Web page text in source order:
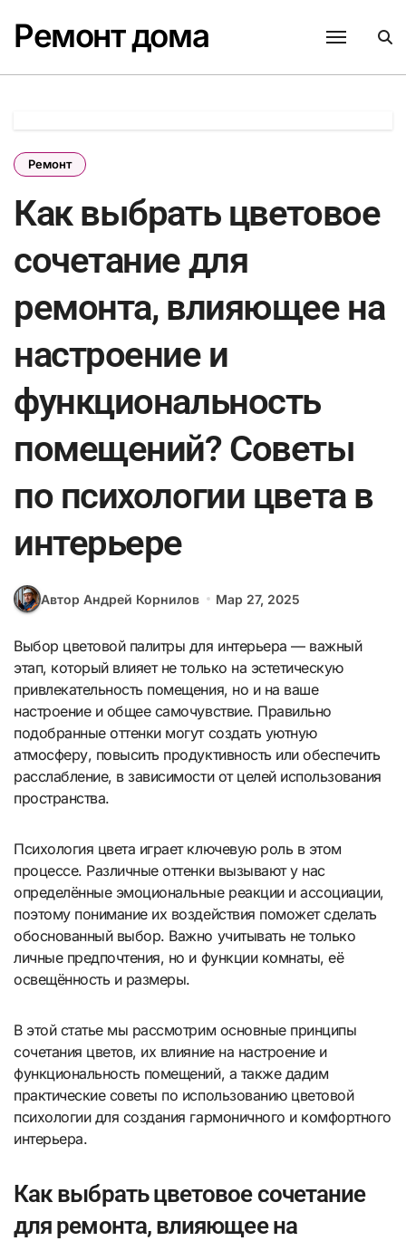
содержанию
Ремонт дома
Ремонт
Как выбрать цветовое
сочетание для
ремонта, влияющее на
настроение и
функциональность
помещений? Советы
по психологии цвета в
интерьере
Автор Андрей Корнилов Мар 27, 2025
Выбор цветовой палитры для интерьера — важный
этап, который влияет не только на эстетическую
привлекательность помещения, но и на ваше
настроение и общее самочувствие. Правильно
подобранные оттенки могут создать уютную
атмосферу, повысить продуктивность или обеспечить
расслабление, в зависимости от целей использования
пространства.
Психология цвета играет ключевую роль в этом
процессе. Различные оттенки вызывают у нас
определённые эмоциональные реакции и ассоциации,
поэтому понимание их воздействия поможет сделать
обоснованный выбор. Важно учитывать не только
личные предпочтения, но и функции комнаты, её
освещённость и размеры.
В этой статье мы рассмотрим основные принципы
сочетания цветов, их влияние на настроение и
функциональность помещений, а также дадим
практические советы по использованию цветовой
психологии для создания гармоничного и комфортного
интерьера.
Как выбрать цветовое сочетание
для ремонта, влияющее на